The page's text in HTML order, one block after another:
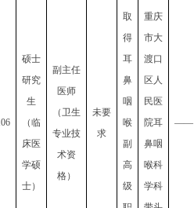
硕士
研究
生
（临
床医
学硕
士）
副主任
医师
（卫生
专业技
术资
格）
未要
求
取
得
耳
鼻
咽
喉
副
高
级
重庆
市大
渡口
区人
民医
院耳
鼻咽
喉科
学科
——